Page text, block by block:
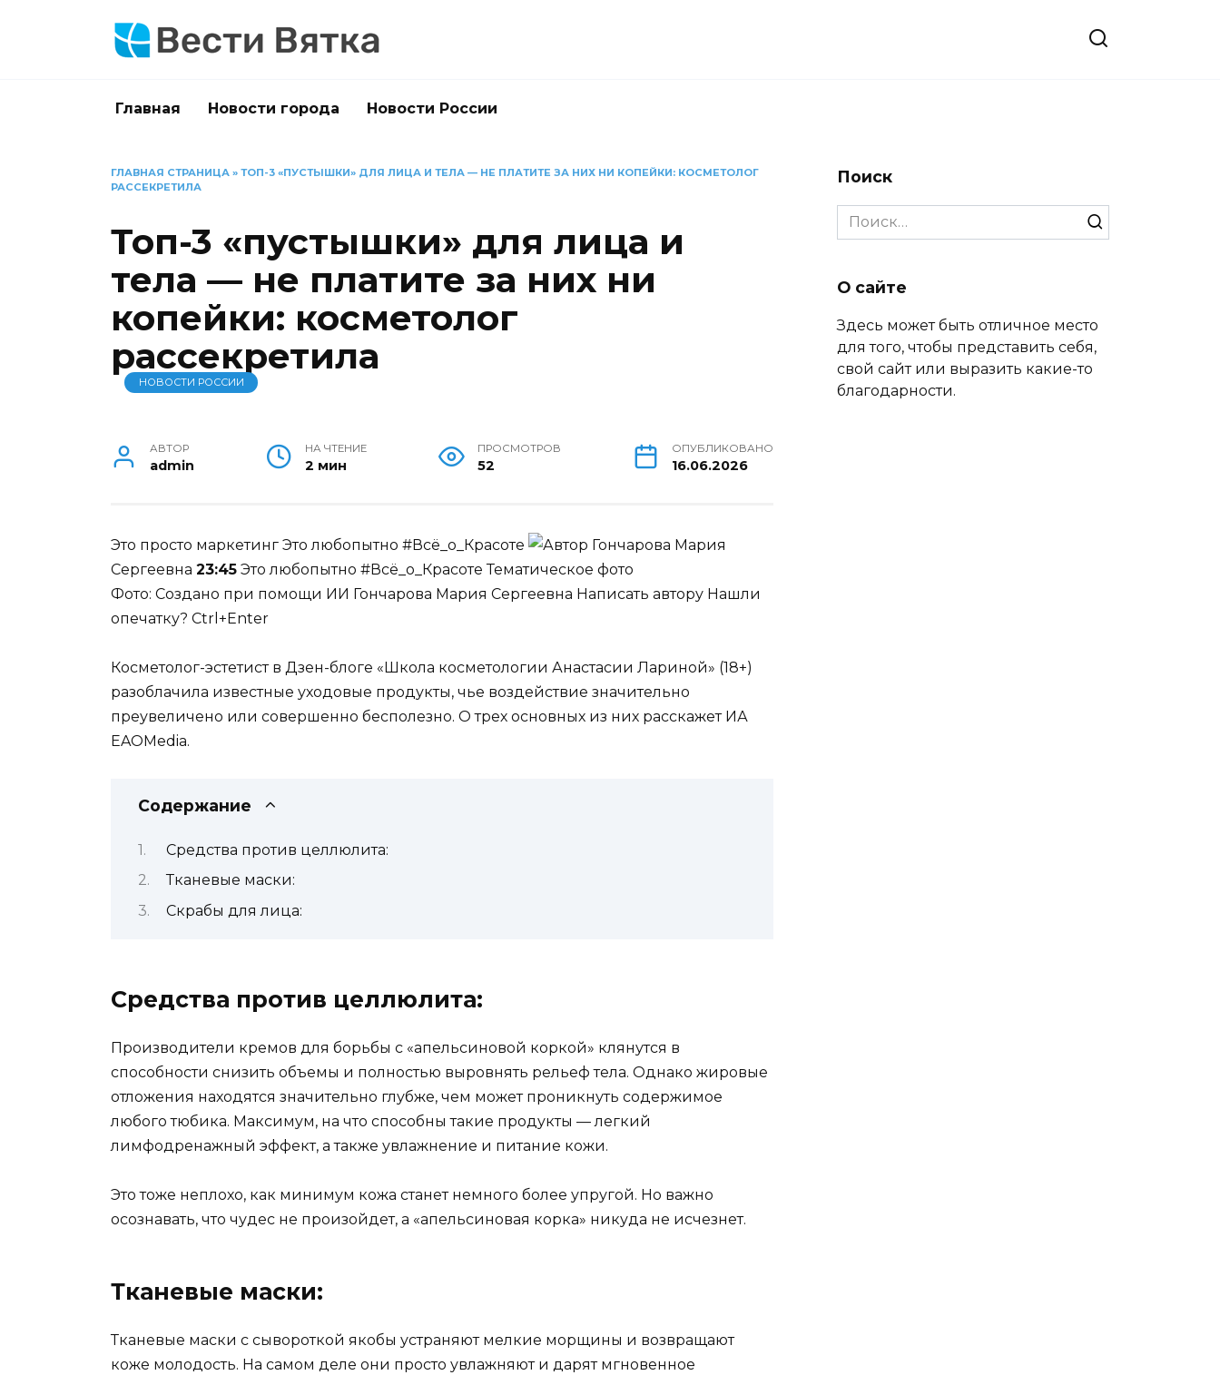
Главная Новости города Новости России
ГЛАВНАЯ СТРАНИЦА » ТОП-3 «ПУСТЫШКИ» ДЛЯ ЛИЦА И ТЕЛА — НЕ ПЛАТИТЕ ЗА НИХ НИ КОПЕЙКИ: КОСМЕТОЛОГ
РАССЕКРЕТИЛА
Топ-3 «пустышки» для лица и
тела — не платите за них ни
копейки: косметолог
рассекретила
НОВОСТИ РОССИИ
АВТОР
admin
НА ЧТЕНИЕ
2 мин
ПРОСМОТРОВ
52
ОПУБЛИКОВАНО
16.06.2026
Это просто маркетинг Это любопытно #Всё_о_Красоте
Гончарова Мария
Сергеевна 23:45 Это любопытно #Всё_о_Красоте Тематическое фото
Фото: Создано при помощи ИИ Гончарова Мария Сергеевна Написать автору Нашли
опечатку? Ctrl+Enter
Косметолог-эстетист в Дзен-блоге «Школа косметологии Анастасии Лариной» (18+)
разоблачила известные уходовые продукты, чье воздействие значительно
преувеличено или совершенно бесполезно. О трех основных из них расскажет ИА
EAOMedia.
Содержание
Средства против целлюлита:
Тканевые маски:
Скрабы для лица:
Средства против целлюлита:
Производители кремов для борьбы с «апельсиновой коркой» клянутся в
способности снизить объемы и полностью выровнять рельеф тела. Однако жировые
отложения находятся значительно глубже, чем может проникнуть содержимое
любого тюбика. Максимум, на что способны такие продукты — легкий
лимфодренажный эффект, а также увлажнение и питание кожи.
Это тоже неплохо, как минимум кожа станет немного более упругой. Но важно
осознавать, что чудес не произойдет, а «апельсиновая корка» никуда не исчезнет.
Тканевые маски:
Тканевые маски с сывороткой якобы устраняют мелкие морщины и возвращают
коже молодость. На самом деле они просто увлажняют и дарят мгновенное
Поиск
Search
for:
О сайте
Здесь может быть отличное место
для того, чтобы представить себя,
свой сайт или выразить какие-то
благодарности.